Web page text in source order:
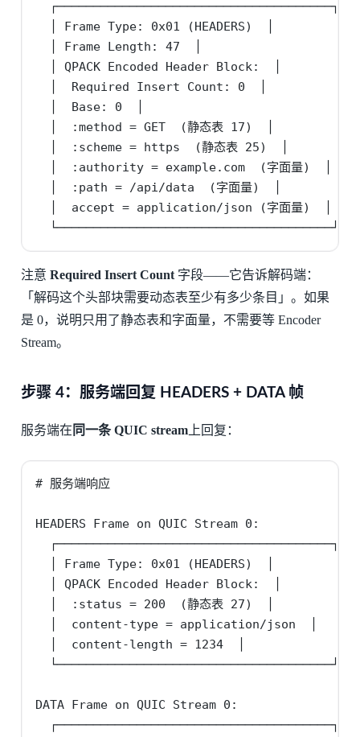
  ┌──────────────────────────────────────┐
  │ Frame Type: 0x01 (HEADERS)  │
  │ Frame Length: 47  │
  │ QPACK Encoded Header Block:  │
  │  Required Insert Count: 0  │
  │  Base: 0  │
  │  :method = GET  (静态表 17)  │
  │  :scheme = https  (静态表 25)  │
  │  :authority = example.com  (字面量)  │
  │  :path = /api/data  (字面量)  │
  │  accept = application/json (字面量)  │
  └──────────────────────────────────────┘
注意 Required Insert Count字段——它告诉解码端：
「解码这个头部块需要动态表至少有多少条目」。如果
是 0，说明只用了静态表和字面量，不需要等 Encoder
Stream。
步骤 4：服务端回复 HEADERS + DATA 帧
服务端在 同一条 QUIC stream上回复：
# 服务端响应
HEADERS Frame on QUIC Stream 0:
  ┌──────────────────────────────────────┐
  │ Frame Type: 0x01 (HEADERS)  │
  │ QPACK Encoded Header Block:  │
  │  :status = 200  (静态表 27)  │
  │  content-type = application/json  │
  │  content-length = 1234  │
  └──────────────────────────────────────┘
DATA Frame on QUIC Stream 0:
  ┌──────────────────────────────────────┐